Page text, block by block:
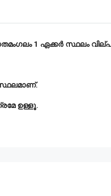
1 ഏക്കർ സ്ഥലം
സ്ഥലമാണ്.
ഉള്ളൂ.